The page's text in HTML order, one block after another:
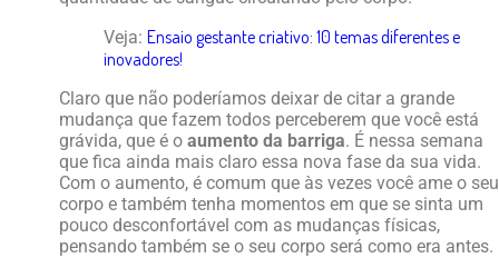
Veja: Ensaio gestante criativo: 10 temas diferentes e
inovadores!
Claro que não poderíamos deixar de citar a grande
mudança que fazem todos perceberem que você está
grávida, que é o aumento da barriga. É nessa semana
que fica ainda mais claro essa nova fase da sua vida.
Com o aumento, é comum que às vezes você ame o seu
corpo e também tenha momentos em que se sinta um
pouco desconfortável com as mudanças físicas,
pensando também se o seu corpo será como era antes.